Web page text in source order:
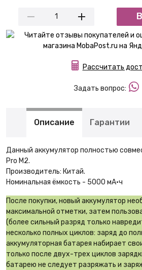
Рассчитать
Задать вопрос:
Описание Гарантии
Данный аккумулятор полностью
Pro M2.
Производитель: Китай.
Номинальная ёмкость - 5000 мА·ч
После покупки, новый аккумулятор
максимальной отметки, затем
(более сильный разряд только
несколько полных циклов: заряд до
аккумуляторная батарея набирает
только после двух-трех циклов
батарею не следует разряжать и